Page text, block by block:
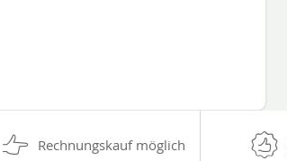
Rechnungskauf möglich